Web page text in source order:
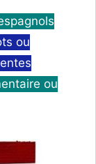
ou
ou